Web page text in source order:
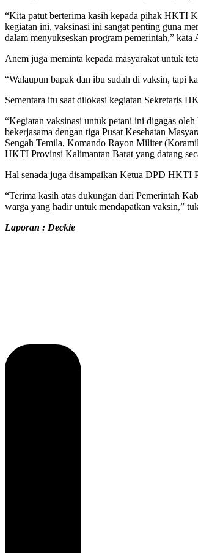
“Kita patut berterima kasih kepada pihak HKTI
kegiatan ini, vaksinasi ini sangat penting guna
dalam menyukseskan program pemerintah,”
Anem juga meminta kepada masyarakat untuk
“Walaupun bapak dan ibu sudah di vaksin, tapi
Sementara itu saat dilokasi kegiatan Sekretaris
“Kegiatan vaksinasi untuk petani ini digagas
bekerjasama dengan tiga Pusat Kesehatan
Sengah Temila, Komando Rayon Militer
HKTI Provinsi Kalimantan Barat yang datang
Hal senada juga disampaikan Ketua DPD HKTI
“Terima kasih atas dukungan dari Pemerintah
warga yang hadir untuk mendapatkan vaksin,”
Laporan : Deckie